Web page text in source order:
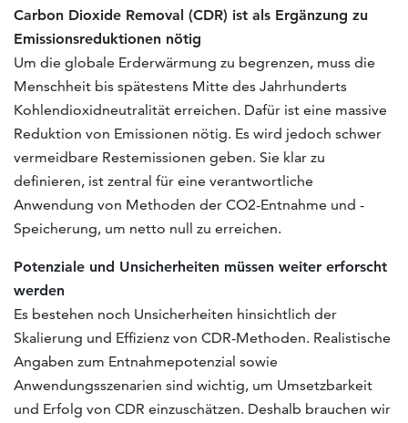
Carbon Dioxide Removal (CDR) ist als Ergänzung zu
Emissionsreduktionen nötig
Um die globale Erderwärmung zu begrenzen, muss die
Menschheit bis spätestens Mitte des Jahrhunderts
Kohlendioxidneutralität erreichen. Dafür ist eine massive
Reduktion von Emissionen nötig. Es wird jedoch schwer
vermeidbare Restemissionen geben. Sie klar zu
definieren, ist zentral für eine verantwortliche
Anwendung von Methoden der CO2-Entnahme und -
Speicherung, um netto null zu erreichen.
Potenziale und Unsicherheiten müssen weiter erforscht
werden
Es bestehen noch Unsicherheiten hinsichtlich der
Skalierung und Effizienz von CDR-Methoden. Realistische
Angaben zum Entnahmepotenzial sowie
Anwendungsszenarien sind wichtig, um Umsetzbarkeit
und Erfolg von CDR einzuschätzen. Deshalb brauchen wir